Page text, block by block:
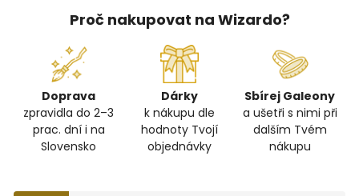
Proč nakupovat na Wizardo?
Doprava
zpravidla do 2–3
prac. dní i na
Slovensko
Dárky
k nákupu dle
hodnoty Tvojí
objednávky
Sbírej Galeony
a ušetři s nimi při
dalším Tvém
nákupu